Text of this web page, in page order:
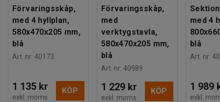
Förvaringsskåp,
med 4 hyllplan,
580x470x205 mm,
blå
Art. nr: 40173
1 135 kr
exkl. moms
KÖP
Förvaringsskåp,
med
verktygstavla,
580x470x205 mm,
blå
Art. nr: 40989
1 229 kr
exkl. moms
KÖP
med 4
blå
Art. nr:
1 989
exkl.